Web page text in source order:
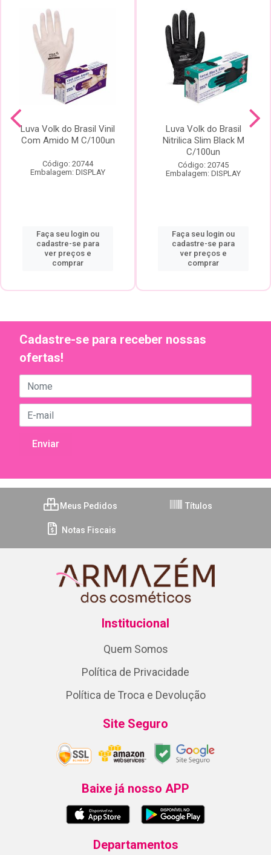
Luva Volk do Brasil Vinil
Com Amido M C/100un
Código: 20744
Embalagem: DISPLAY
Faça seu login ou
cadastre-se para
ver preços e
comprar
Luva Volk do Brasil
Nitrilica Slim Black M
C/100un
Código: 20745
Embalagem: DISPLAY
Faça seu login ou
cadastre-se para
ver preços e
comprar
Cadastre-se para receber nossas
ofertas!
Meus Pedidos Títulos
Notas Fiscais
Institucional
Quem Somos
Política de Privacidade
Política de Troca e Devolução
Site Seguro
Baixe já nosso APP
Departamentos